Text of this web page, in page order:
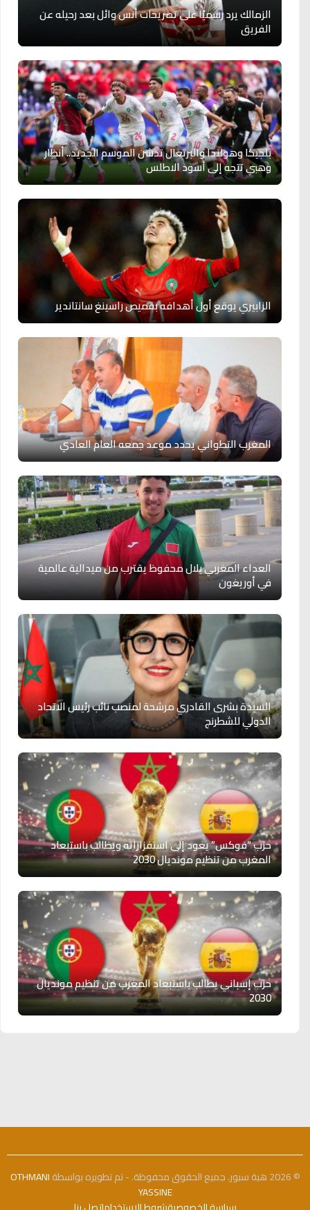
الزمالك يرد رسميًا على تصريحات أنس وائل بعد رحيله عن
الفريق
بلجيكا وهولندا والبرتغال تدشن الموسم الجديد.. أنظار
وهبي تتجه إلى أسود الاطلس
الزابيري يوقع أول أهدافه بقميص راسينغ سانتاندير
المغرب التطواني يحدد موعد جمعه العام العادي
العداء المغربي بلال محفوظ يقترب من ميدالية عالمية
في أوريغون
السيدة بشرى القادري مرشحة لمنصب نائب رئيس الاتحاد
الدولي للشطرنج
حزب “فوكس” يعود إلى استفزازاته ويطالب باستبعاد
المغرب من تنظيم مونديال 2030
حزب إسباني يطالب باستبعاد المغرب من تنظيم مونديال
2030
© 2026 هبة سبور. جميع الحقوق محفوظة. - تم تطويره بواسطة
OTHMANI
YASSINE